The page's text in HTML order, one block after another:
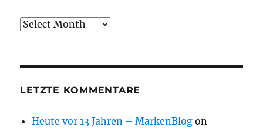
Archive
LETZTE KOMMENTARE
Heute vor 13 Jahren – MarkenBlog on